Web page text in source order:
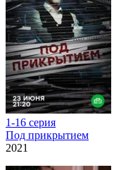
1-16 серия
Под прикрытием
2021